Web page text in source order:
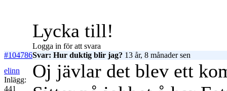
Lycka till!
Logga in för att svara
#104786Svar: Hur duktig blir jag? 13 år, 8 månader sen
elinn
Inlägg:
441
Oj jävlar det blev ett